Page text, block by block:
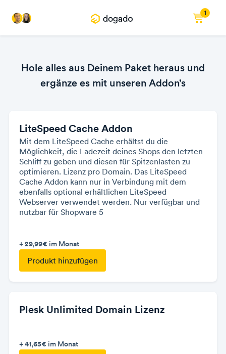
1
Hole alles aus Deinem Paket heraus und
ergänze es mit unseren Addon’s
LiteSpeed Cache Addon
Mit dem LiteSpeed Cache erhältst du die
Möglichkeit, die Ladezeit deines Shops den letzten
Schliff zu geben und diesen für Spitzenlasten zu
optimieren. Lizenz pro Domain. Das LiteSpeed
Cache Addon kann nur in Verbindung mit dem
ebenfalls optional erhältlichen LiteSpeed
Webserver verwendet werden. Nur verfügbar und
nutzbar für Shopware 5
Produkt hinzufügen
+ 29,99€ im Monat
Plesk Unlimited Domain Lizenz
+ 41,65€ im Monat